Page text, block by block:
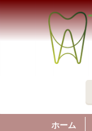
ホーム